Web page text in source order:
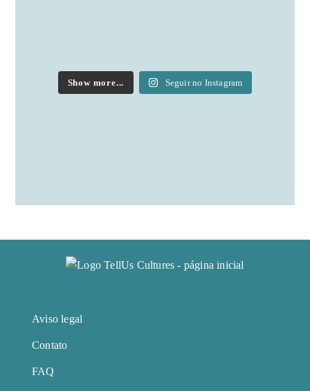
Show more... Seguir no Instagram
Aviso legal
Contato
FAQ